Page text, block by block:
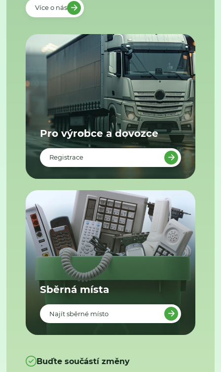
Více o nás
Pro výrobce a dovozce
Registrace
Sběrná místa
Najít sběrné místo
Buďte součástí změny